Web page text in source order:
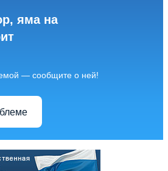
яма на
— сообщите о ней!